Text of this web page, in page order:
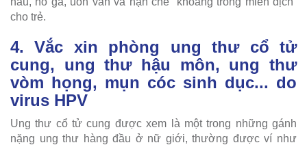
cho trẻ.
4. Vắc xin phòng ung thư cổ tử
cung, ung thư hậu môn, ung thư
vòm họng, mụn cóc sinh dục... do
virus HPV
Ung thư cổ tử cung được xem là một trong những gánh
nặng ung thư hàng đầu ở nữ giới, thường được ví như